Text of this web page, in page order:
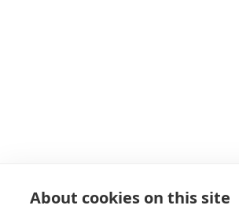
About cookies on this site